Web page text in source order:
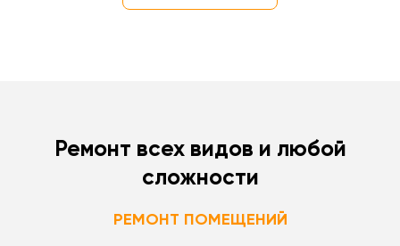
Ремонт всех видов и любой
сложности
РЕМОНТ ПОМЕЩЕНИЙ